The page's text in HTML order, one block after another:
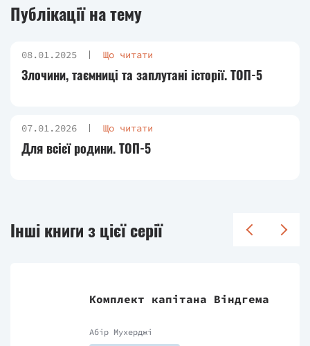
Публікації на тему
08.01.2025 Що читати
Злочини, таємниці та заплутані історії. ТОП-5
07.01.2026 Що читати
Для всієї родини. ТОП-5
Інші книги з цієї серії
Комплект капітана Віндгема
Абір Мухерджі